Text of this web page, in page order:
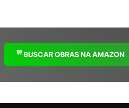
BUSCAR OBRAS NA AMAZON